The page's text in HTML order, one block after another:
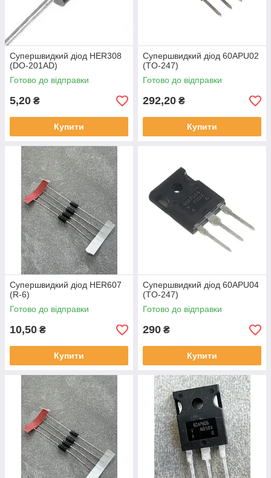
Супершвидкий діод HER308
(DO-201AD)
Готово до відправки
5,20 ₴
Купити
Супершвидкий діод 60APU02
(TO-247)
Готово до відправки
292,20 ₴
Купити
Супершвидкий діод HER607
(R-6)
Готово до відправки
10,50 ₴
Купити
Супершвидкий діод 60APU04
(TO-247)
Готово до відправки
290 ₴
Купити